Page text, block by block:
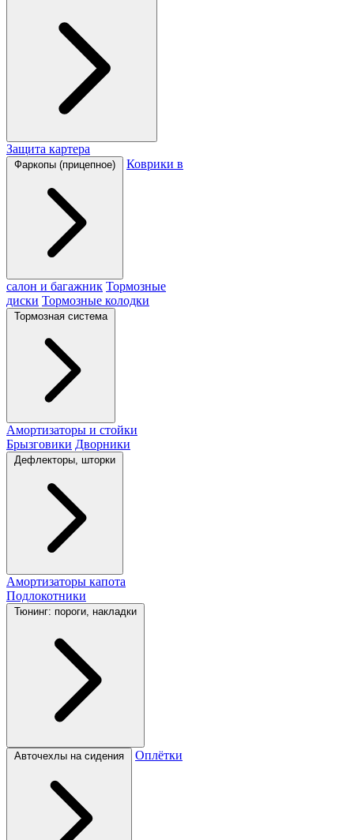
Защита картера
Фаркопы (прицепное) Коврики в
салон и багажник Тормозные
диски Тормозные колодки
Тормозная система
Амортизаторы и стойки
Брызговики Дворники
Дефлекторы, шторки
Амортизаторы капота
Подлокотники
Тюнинг: пороги, накладки
Авточехлы на сидения Оплётки